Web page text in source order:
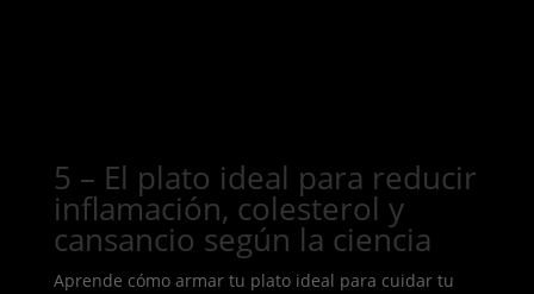
5 – El plato ideal para reducir
inflamación, colesterol y
cansancio según la ciencia
Aprende cómo armar tu plato ideal para cuidar tu